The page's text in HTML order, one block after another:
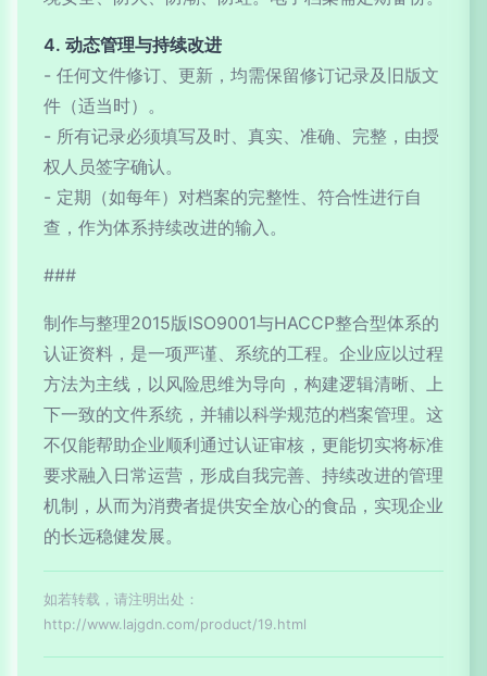
4. 动态管理与持续改进
- 任何文件修订、更新，均需保留修订记录及旧版文
件（适当时）。
- 所有记录必须填写及时、真实、准确、完整，由授
权人员签字确认。
- 定期（如每年）对档案的完整性、符合性进行自
查，作为体系持续改进的输入。
###
制作与整理2015版ISO9001与HACCP整合型体系的
认证资料，是一项严谨、系统的工程。企业应以过程
方法为主线，以风险思维为导向，构建逻辑清晰、上
下一致的文件系统，并辅以科学规范的档案管理。这
不仅能帮助企业顺利通过认证审核，更能切实将标准
要求融入日常运营，形成自我完善、持续改进的管理
机制，从而为消费者提供安全放心的食品，实现企业
的长远稳健发展。
如若转载，请注明出处：
http://www.lajgdn.com/product/19.html